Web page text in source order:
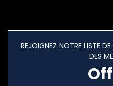
REJOIGNEZ NOTRE LISTE
DES